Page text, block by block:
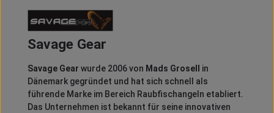
Savage Gear
Savage Gear wurde 2006 von Mads Grosell
in
Dänemark gegründet und hat sich schnell als
führende Marke im Bereich Raubfischangeln etabliert.
Das Unternehmen ist bekannt für seine innovativen